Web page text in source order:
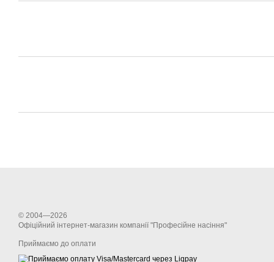
© 2004—2026
Офіційний інтернет-магазин компанії "Професійне насіння"
Приймаємо до оплати